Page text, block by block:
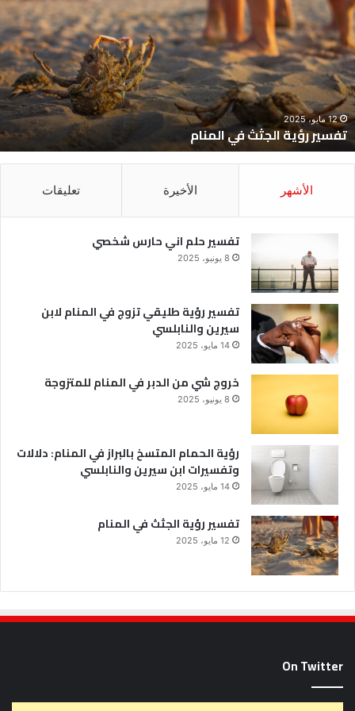
الجثث
في
المنام
12 مايو، 2025
تفسير رؤية الجثث في المنام
الأشهر الأخيرة تعليقات
تفسير حلم اني حارس شخصي
8 يونيو، 2025
تفسير رؤية طليقي تزوج في المنام لابن
سيرين والنابلسي
14 مايو، 2025
خروج شي من الدبر في المنام للمتزوجة
8 يونيو، 2025
رؤية الحمام المتسخ بالبراز في المنام: دلالات
وتفسيرات ابن سيرين والنابلسي
14 مايو، 2025
تفسير رؤية الجثث في المنام
12 مايو، 2025
On Twitter